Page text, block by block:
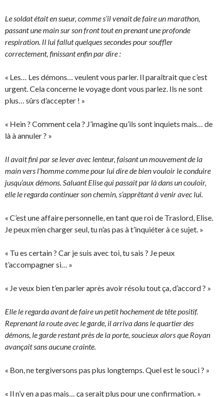
Le soldat était en sueur, comme s’il venait de faire un marathon,
passant une main sur son front tout en prenant une profonde
respiration. Il lui fallut quelques secondes pour souffler
correctement, finissant enfin par dire :
« Les… Les démons… veulent vous parler. Il paraîtrait que c’est
urgent. Cela concerne le voyage dont vous parlez. Ils ne sont
plus… sûrs d’accepter ! »
« Hein ? Comment cela ? J’imagine qu’ils sont inquiets mais… de
là à annuler ? »
Il avait fini par se lever avec lenteur, faisant un mouvement de la
main vers l’homme comme pour lui dire de bien vouloir le conduire
jusqu’aux démons. Saluant Elise qui passait par là dans un couloir,
elle le regarda continuer son chemin, s’apprêtant à venir avec lui.
« C’est une affaire personnelle, en tant que roi de Traslord, Elise.
Je peux m’en charger seul, tu n’as pas à t’inquiéter à ce sujet. »
« Tu es certain ? Car je suis avec toi, tu sais ? Je peux
t’accompagner si… »
« Je veux bien t’en parler après avoir résolu tout ça, d’accord ? »
Elle le regarda avant de faire un petit hochement de tête positif.
Reprenant la route avec le garde, il arriva dans le quartier des
démons, le garde restant près de la porte, soucieux alors que Royan
avançait sans aucune crainte.
« Bon, ne tergiversons pas plus longtemps. Quel est le souci ? »
« Il n’y en a pas mais… ça serait plus pour une confirmation. »